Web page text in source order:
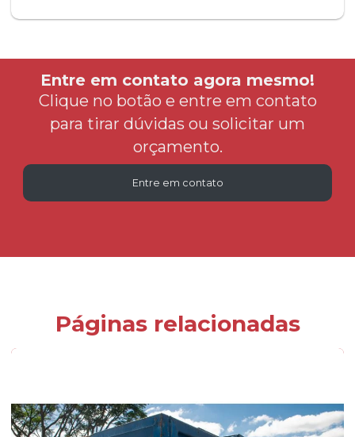
Entre em contato agora mesmo!
Clique no botão e entre em contato
para tirar dúvidas ou solicitar um
orçamento.
Entre em contato
Páginas relacionadas